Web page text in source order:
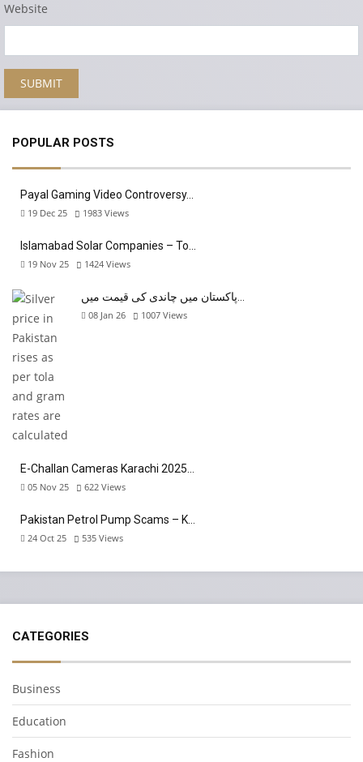
Website
POPULAR POSTS
Payal Gaming Video Controversy…
19 Dec 25 1983 Views
Islamabad Solar Companies – To…
19 Nov 25 1424 Views
08 Jan 26 1007 Views
E-Challan Cameras Karachi 2025…
05 Nov 25 622 Views
Pakistan Petrol Pump Scams – K…
24 Oct 25 535 Views
CATEGORIES
Business
Education
Fashion